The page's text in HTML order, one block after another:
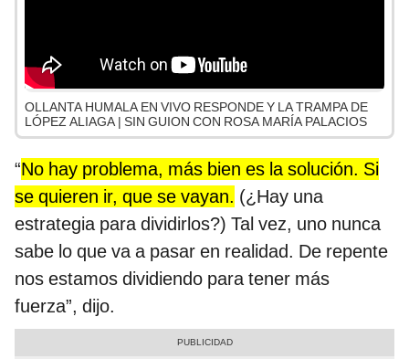
OLLANTA HUMALA EN VIVO RESPONDE Y LA TRAMPA DE
LÓPEZ ALIAGA | SIN GUION CON ROSA MARÍA PALACIOS
“No hay problema, más bien es la solución. Si
se quieren ir, que se vayan. (¿Hay una
estrategia para dividirlos?) Tal vez, uno nunca
sabe lo que va a pasar en realidad. De repente
nos estamos dividiendo para tener más
fuerza”, dijo.